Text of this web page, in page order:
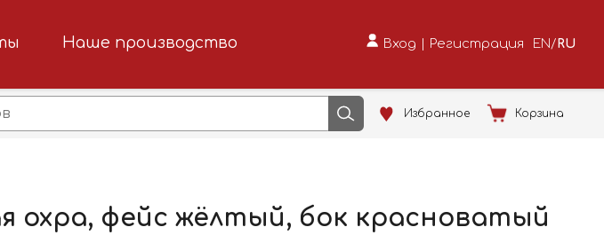
Наше производство Вход | Регистрация EN /RU
Избранное Корзина
охра, фейс жёлтый, бок красноватый